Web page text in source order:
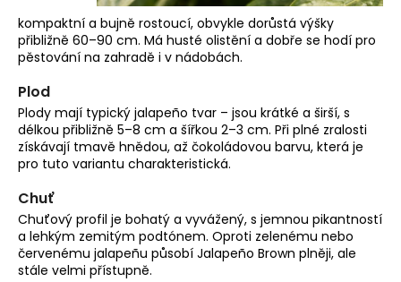
kompaktní a bujně rostoucí, obvykle dorůstá výšky
přibližně 60–90 cm. Má husté olistění a dobře se hodí pro
pěstování na zahradě i v nádobách.
Plod
Plody mají typický jalapeño tvar – jsou krátké a širší, s
délkou přibližně 5–8 cm a šířkou 2–3 cm. Při plné zralosti
získávají tmavě hnědou, až čokoládovou barvu, která je
pro tuto variantu charakteristická.
Chuť
Chuťový profil je bohatý a vyvážený, s jemnou pikantností
a lehkým zemitým podtónem. Oproti zelenému nebo
červenému jalapeñu působí Jalapeño Brown plněji, ale
stále velmi přístupně.